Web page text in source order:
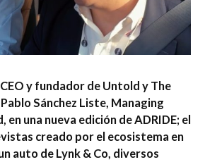
y fundador de Untold y The
Sánchez Liste, Managing
una nueva edición de ADRIDE; el
creado por el ecosistema en
auto de Lynk & Co, diversos